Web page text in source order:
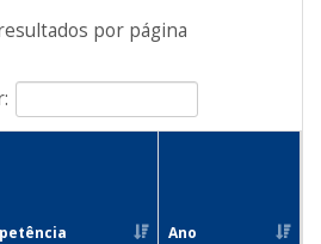
por página
Ano